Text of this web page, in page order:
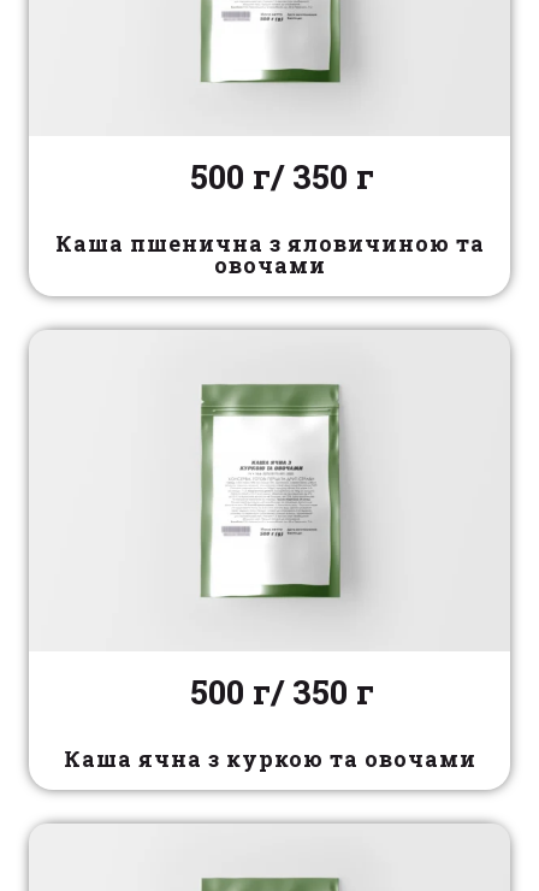
500 г/ 350 г
Каша пшенична з яловичиною та
овочами
500 г/ 350 г
Каша ячна з куркою та овочами